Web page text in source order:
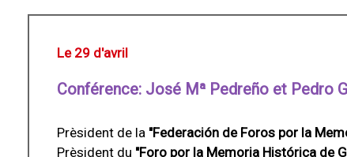
Le 29 d'avril
Conférence: José Mª Pedreño et Pedro
Prèsident de la "Federación de Foros por la
Prèsident du "Foro por la Memoria Histórica de